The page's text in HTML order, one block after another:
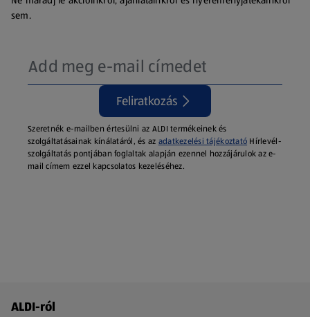
sem.
Feliratkozás
Szeretnék e-mailben értesülni az ALDI termékeinek és
szolgáltatásainak kínálatáról, és az adatkezelési tájékoztató Hírlevél-
szolgáltatás pontjában foglaltak alapján ezennel hozzájárulok az e-
mail címem ezzel kapcsolatos kezeléséhez.
Láblécmenü - további linkek
ALDI-ról